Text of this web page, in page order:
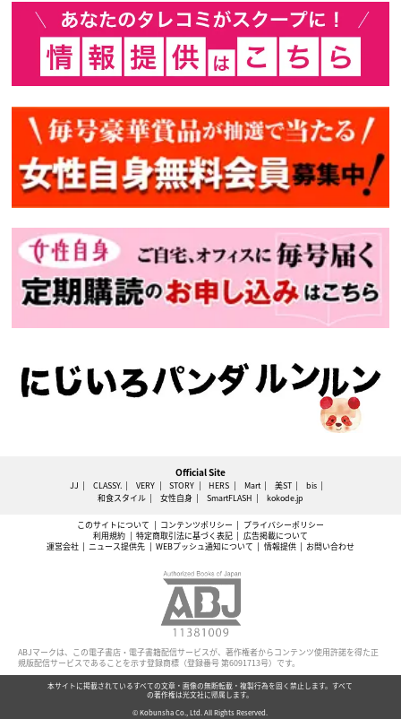
Official Site
JJ CLASSY. VERY STORY HERS Mart 美ST
bis
和食スタイル
女性自身 SmartFLASH kokode.jp
このサイトについて コンテンツポリシー
プライバシーポリシー
利用規約
特定商取引法に基づく表記
広告掲載について
運営会社
ニュース提供先 WEBプッシュ通知について 情報提供 お問い合わせ
ABJマークは、この電子書店・電子書籍配信サービスが、著作権者からコンテンツ使用許諾を得た正
規版配信サービスであることを示す登録商標（登録番号 第6091713号）です。
本サイトに掲載されているすべての文章・画像の無断転載・複製行為を固く禁止します。すべて
の著作権は光文社に帰属します。
© Kobunsha Co., Ltd. All Rights Reserved.